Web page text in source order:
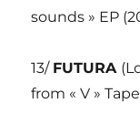
sounds » EP
13/ FUTURA
from « V »